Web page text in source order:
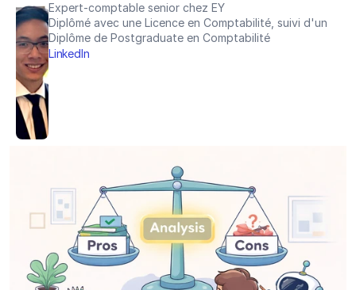
Expert-comptable senior chez EY
Diplômé avec une Licence en Comptabilité, suivi d'un
Diplôme de Postgraduate en Comptabilité
LinkedIn